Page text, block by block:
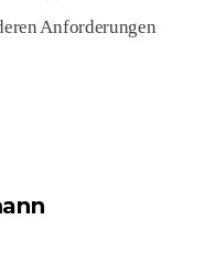
Anforderungen